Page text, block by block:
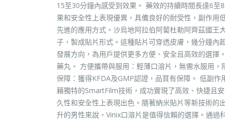
15至30分鐘內感受到效果。 藥效的持續時間長達6
果和安全性上表現優異，具備良好的耐受性，副作
先進的應用方式。沙烏地阿拉伯阿蔔杜勒阿齊茲國
子，製成貼片形式。這種貼片可穿透皮膚，幾分鐘內
發展方向，為用戶提供更多方便、安全且高效的選
藥丸。 方便攜帶與服用：輕薄口溶片，無需水服用
保障：獲得KFDA及GMP認證，品質有保障。 低副
藉獨特的SmartFilm技術，成功實現了高效、快捷且
久性和安全性上表現出色。隨著納米貼片等新技術的
升的男性來說，Vinix口溶片是值得信賴的選擇。通過